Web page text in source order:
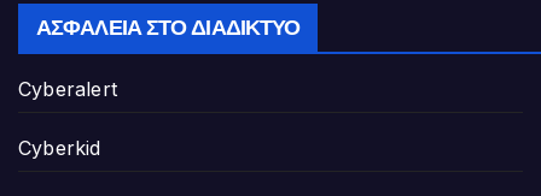
ΑΣΦΆΛΕΙΑ ΣΤΟ ΔΙΑΔΊΚΤΥΟ
Cyberalert
Cyberkid